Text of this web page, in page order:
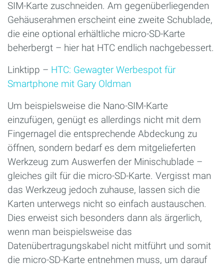
SIM-Karte zuschneiden. Am gegenüberliegenden
Gehäuserahmen erscheint eine zweite Schublade,
die eine optional erhältliche micro-SD-Karte
beherbergt – hier hat HTC endlich nachgebessert.
Linktipp – HTC: Gewagter Werbespot für
Smartphone mit Gary Oldman
Um beispielsweise die Nano-SIM-Karte
einzufügen, genügt es allerdings nicht mit dem
Fingernagel die entsprechende Abdeckung zu
öffnen, sondern bedarf es dem mitgelieferten
Werkzeug zum Auswerfen der Minischublade –
gleiches gilt für die micro-SD-Karte. Vergisst man
das Werkzeug jedoch zuhause, lassen sich die
Karten unterwegs nicht so einfach austauschen.
Dies erweist sich besonders dann als ärgerlich,
wenn man beispielsweise das
Datenübertragungskabel nicht mitführt und somit
die micro-SD-Karte entnehmen muss, um darauf